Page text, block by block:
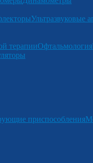
Ультразвуковые
терапииОфтальмология
приспособления